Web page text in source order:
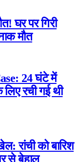
घर पर गिरी
मौत
24 घंटे में
रची गई थी
रांची को बारिश
से बेहाल